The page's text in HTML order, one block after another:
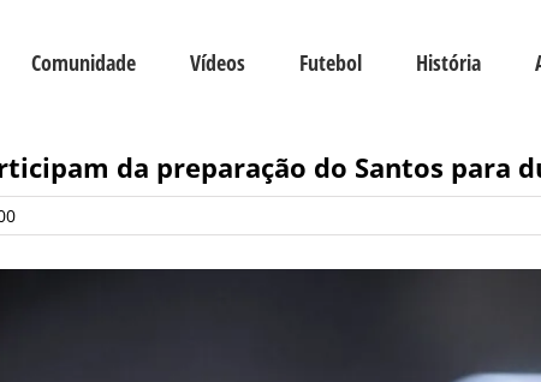
Comunidade Vídeos Futebol História
da preparação do Santos para